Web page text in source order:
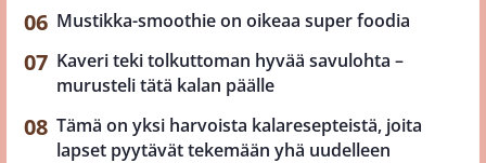
Mustikka-smoothie on oikeaa super foodia
Kaveri teki tolkuttoman hyvää savulohta –
murusteli tätä kalan päälle
Tämä on yksi harvoista kalaresepteistä, joita
lapset pyytävät tekemään yhä uudelleen